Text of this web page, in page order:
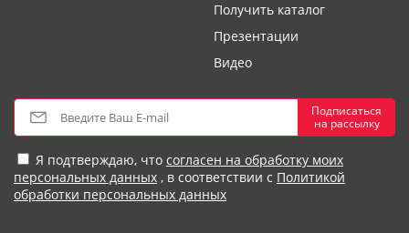
Получить каталог
Презентации
Видео
Подписаться
на рассылку
Я подтверждаю, что согласен на обработку моих
персональных данных , в соответствии с Политикой
обработки персональных данных